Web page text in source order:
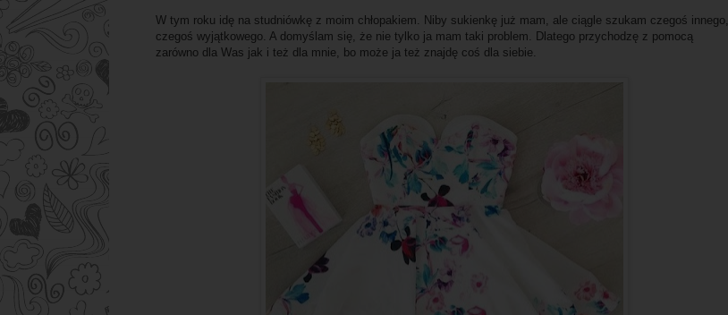
W tym roku idę na studniówkę z moim chłopakiem. Niby sukienkę już mam, ale ciągle szukam czegoś innego,
czegoś wyjątkowego. A domyślam się, że nie tylko ja mam taki problem. Dlatego przychodzę z pomocą
zarówno dla Was jak i też dla mnie, bo może ja też znajdę coś dla siebie.